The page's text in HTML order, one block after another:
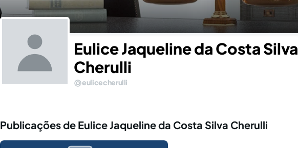
Eulice Jaqueline da Costa Silva
Cherulli
eulicecherulli
Publicações de Eulice Jaqueline da Costa Silva Cherulli